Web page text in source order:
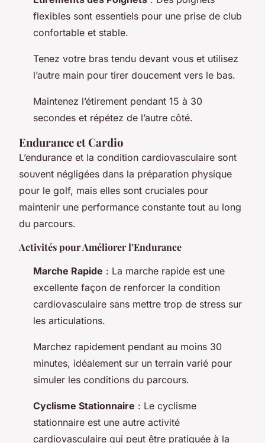
flexibles sont essentiels pour une prise de club
confortable et stable.
Tenez votre bras tendu devant vous et utilisez
l’autre main pour tirer doucement vers le bas.
Maintenez l’étirement pendant 15 à 30
secondes et répétez de l’autre côté.
Endurance et Cardio
L’endurance et la condition cardiovasculaire sont
souvent négligées dans la préparation physique
pour le golf, mais elles sont cruciales pour
maintenir une performance constante tout au long
du parcours.
Activités pour Améliorer l’Endurance
Marche Rapide : La marche rapide est une
excellente façon de renforcer la condition
cardiovasculaire sans mettre trop de stress sur
les articulations.
Marchez rapidement pendant au moins 30
minutes, idéalement sur un terrain varié pour
simuler les conditions du parcours.
Cyclisme Stationnaire : Le cyclisme
stationnaire est une autre activité
cardiovasculaire qui peut être pratiquée à la